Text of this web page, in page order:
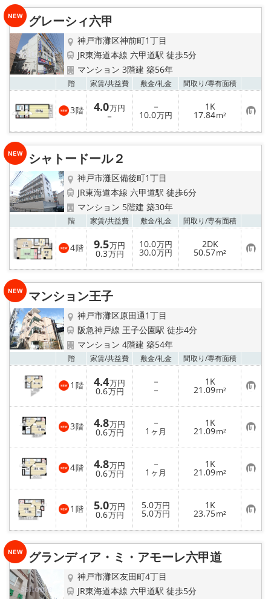
り
グレーシィ六甲
神戸市灘区神前町1丁目
JR東海道本線 六甲道駅 徒歩5分
マンション 3階建 築56年
階 家賃/共益費 敷金/礼金 間取り/専有面積
3階 4.0万円
－
－
10.0万円
1K
17.84m² お
気
に
り
シャトードール２
神戸市灘区備後町1丁目
JR東海道本線 六甲道駅 徒歩6分
マンション 5階建 築30年
階 家賃/共益費 敷金/礼金 間取り/専有面積
4階 9.5万円
0.3万円
10.0万円
30.0万円
2DK
50.57m² お
気
に
り
マンション王子
神戸市灘区原田通1丁目
阪急神戸線 王子公園駅 徒歩4分
マンション 4階建 築54年
階 家賃/共益費 敷金/礼金 間取り/専有面積
1 階 4.4万円
0.6万円
－
－
1K
21.09m² お
気
に
入
り
登
録
3階 4.8万円
0.6万円
－
1 ヶ月
1K
21.09m² お
気
に
入
り
登
録
4階 4.8万円
0.6万円
－
1 ヶ月
1K
21.09m² お
気
に
入
り
登
録
1 階 5.0万円
0.6万円
5.0万円
5.0万円
1K
23.75m² お
気
に
り
グランディア・ミ・アモーレ六甲道
神戸市灘区友田町4丁目
JR東海道本線 六甲道駅 徒歩5分